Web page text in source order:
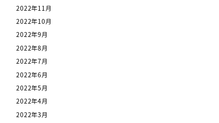
2022年11月
2022年10月
2022年9月
2022年8月
2022年7月
2022年6月
2022年5月
2022年4月
2022年3月